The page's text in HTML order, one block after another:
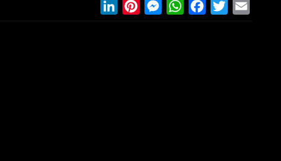
LinkedInPinterestMessengerWhatsAppFacebook
Twitter